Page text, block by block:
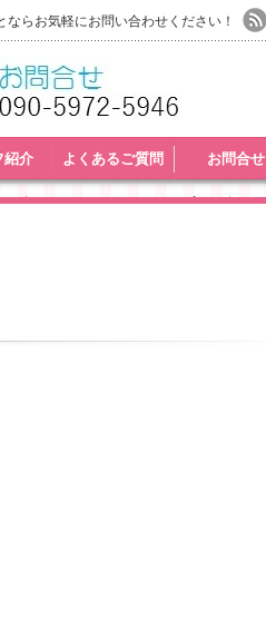
らお気軽にお問い合わせください！
紹介 よくあるご質問 お問合せ